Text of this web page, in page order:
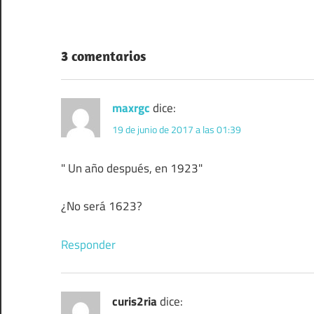
3 comentarios
maxrgcdice:
19 de junio de 2017 a las 01:39
" Un año después, en 1923"
¿No será 1623?
Responder
curis2riadice: